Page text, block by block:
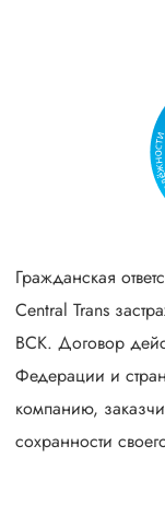
Гражданская
Central Trans
ВСК. Договор
Федерации и
компанию,
сохранности